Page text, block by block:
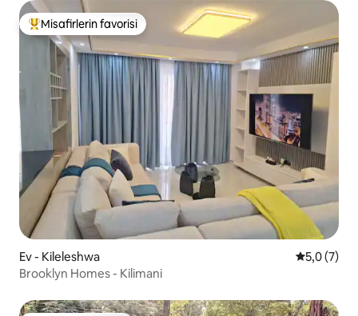
Misafirlerin favorilerinden en beğenilenler arasında
Misafirlerin favorisi
Ev - Kileleshwa 55,0 (7)
Brooklyn Homes - Kilimani